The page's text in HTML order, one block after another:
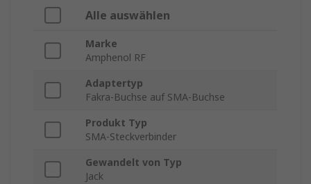
Alle auswählen
Marke
Amphenol RF
Adaptertyp
Fakra-Buchse auf SMA-Buchse
Produkt Typ
SMA-Steckverbinder
Gewandelt von Typ
Jack